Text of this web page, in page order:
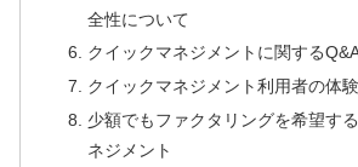
全性について
クイックマネジメントに関する
クイックマネジメント利用者の体
少額でもファクタリングを希望す
ネジメント